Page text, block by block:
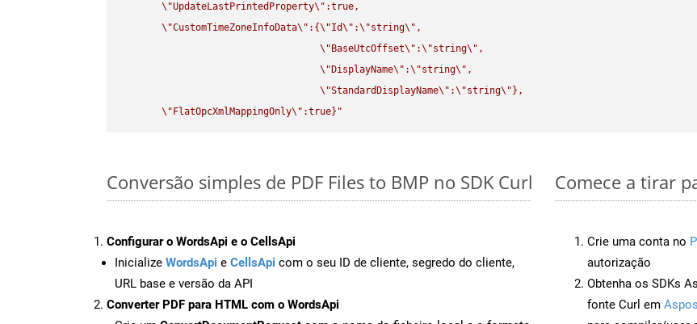
\"UpdateLastPrintedProperty\" :true,
\"CustomTimeZoneInfoData\" :{\"Id\" :\"string\" ,
\" BaseUtcOffset\" :\"string\" ,
\" DisplayName\" :\"string\" ,
\"StandardDisplayName\" :\"string\" },
\" FlatOpcXmlMappingOnly\" :true}"
Conversão simples de PDF Files to BMP no SDK Curl
Configurar o WordsApi e o CellsApi
Inicialize WordsApi e CellsApi com o seu ID de cliente, segredo do cliente,
URL base e versão da API
Converter PDF para HTML com o WordsApi
Comece a tirar
Crie uma conta no
autorização
Obtenha os SDKs
fonte Curl em